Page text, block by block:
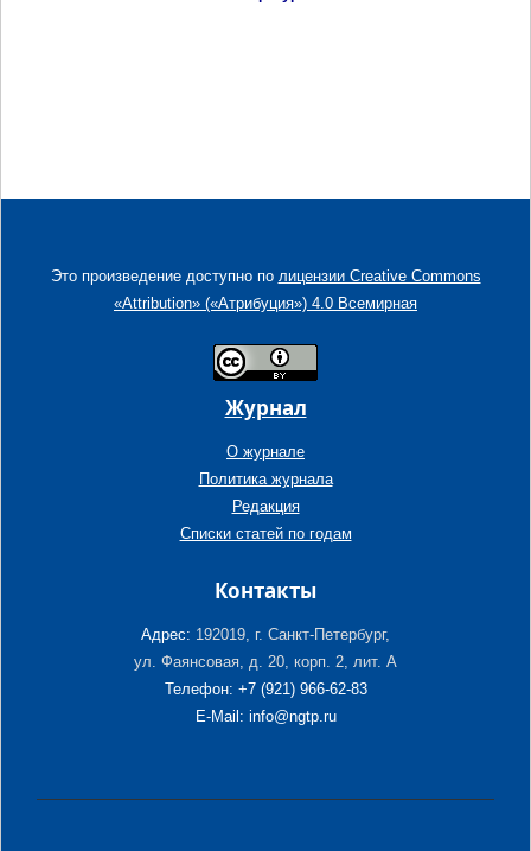
Это произведение доступно по лицензии Creative Commons
«Attribution» («Атрибуция») 4.0 Всемирная
Журнал
О журнале
Политика журнала
Редакция
Списки статей по годам
Контакты
Адрес: 192019, г. Санкт-Петербург,
ул. Фаянсовая, д. 20, корп. 2, лит. А
Телефон: +7 (921) 966-62-83
E-Mail: info@ngtp.ru